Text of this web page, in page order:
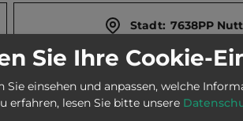
Stadt: 7638PP
Sie Ihre Cookie-
Sie einsehen und anpassen, welche
erfahren, lesen Sie bitte unsere